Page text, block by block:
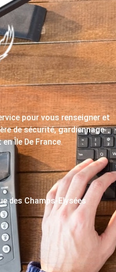
pour vous renseigner et
de sécurité, gardiennage
Île De France.
des Champs-Elysées